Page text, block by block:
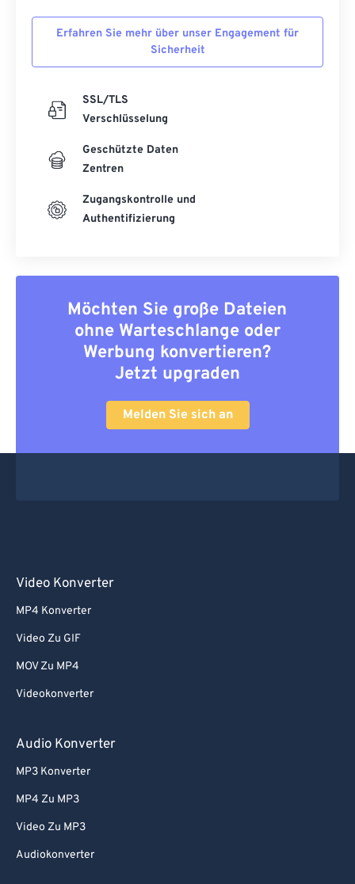
Erfahren Sie mehr über unser Engagement für
Sicherheit
SSL/TLS
Verschlüsselung
Geschützte Daten
Zentren
Zugangskontrolle und
Authentifizierung
Möchten Sie große Dateien
ohne Warteschlange oder
Werbung konvertieren?
Jetzt upgraden
Melden Sie sich an
Video Konverter
MP4 Konverter
Video Zu GIF
MOV Zu MP4
Videokonverter
Audio Konverter
MP3 Konverter
MP4 Zu MP3
Video Zu MP3
Audiokonverter